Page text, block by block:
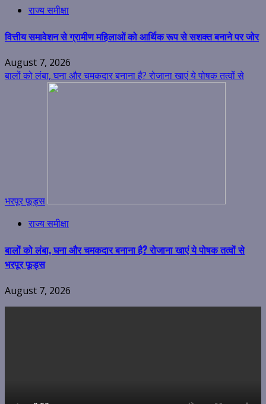
राज्य समीक्षा
वित्तीय समावेशन से ग्रामीण महिलाओं को आर्थिक रूप से सशक्त बनाने पर जोर
August 7, 2026
बालों को लंबा, घना और चमकदार बनाना है? रोजाना खाएं ये पोषक तत्वों से
भरपूर फूड्स
राज्य समीक्षा
बालों को लंबा, घना और चमकदार बनाना है? रोजाना खाएं ये पोषक तत्वों से
भरपूर फूड्स
August 7, 2026